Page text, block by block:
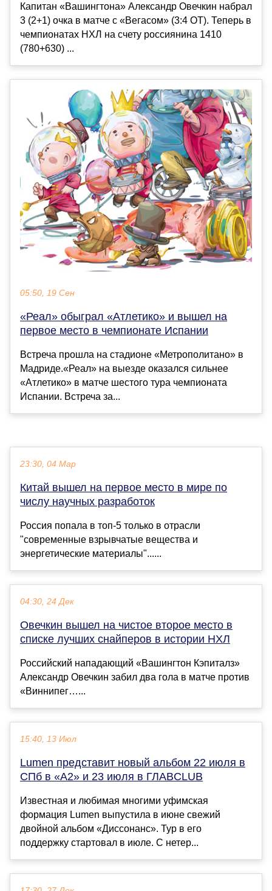
Капитан «Вашингтона» Александр Овечкин набрал
3 (2+1) очка в матче с «Вегасом» (3:4 ОТ). Теперь в
чемпионатах НХЛ на счету россиянина 1410
(780+630) ...
05:50, 19 Сен
«Реал» обыграл «Атлетико» и вышел на
первое место в чемпионате Испании
Встреча прошла на стадионе «Метрополитано» в
Мадриде.«Реал» на выезде оказался сильнее
«Атлетико» в матче шестого тура чемпионата
Испании. Встреча за...
23:30, 04 Мар
Китай вышел на первое место в мире по
числу научных разработок
Россия попала в топ-5 только в отрасли
"современные взрывчатые вещества и
энергетические материалы"......
04:30, 24 Дек
Овечкин вышел на чистое второе место в
списке лучших снайперов в истории НХЛ
Российский нападающий «Вашингтон Кэпиталз»
Александр Овечкин забил два гола в матче против
«Виннипег…...
15:40, 13 Июл
Lumen представит новый альбом 22 июля в
СПб в «А2» и 23 июля в ГЛАВCLUB
Известная и любимая многими уфимская
формация Lumen выпустила в июне свежий
двойной альбом «Диссонанс». Тур в его
поддержку стартовал в июле. С нетер...